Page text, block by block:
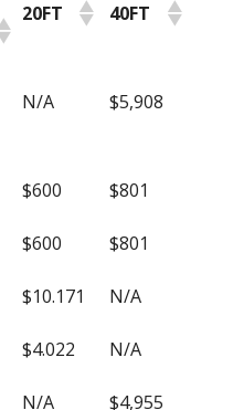
20FT 40FT
20FT 40FT
N/A $5,908
$600 $801
$600 $801
$10.171 N/A
$4.022 N/A
N/A $4,955